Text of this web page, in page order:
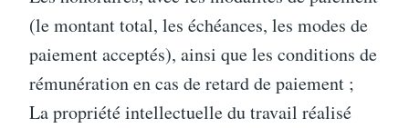
(le montant total, les échéances, les modes de
paiement acceptés), ainsi que les conditions de
rémunération en cas de retard de paiement ;
La propriété intellectuelle du travail réalisé